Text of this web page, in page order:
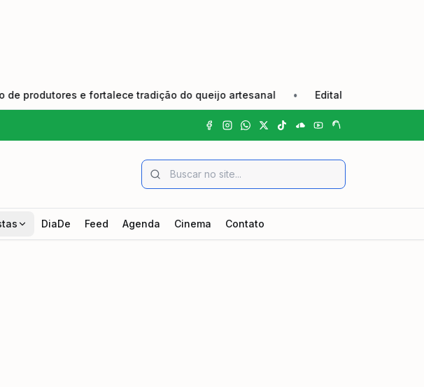
e fortalece tradição do queijo artesanal • Edital de Convocação Eleição
DiaDe Feed Agenda Cinema Contato